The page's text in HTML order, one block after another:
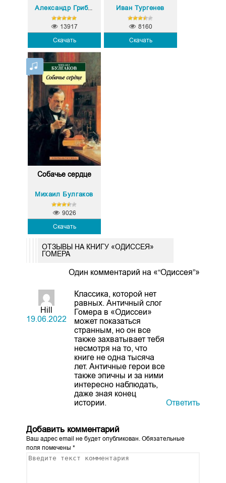
Александр Грибоедов
Скачать
13917
Иван Тургенев
Скачать
8160
Собачье сердце
Михаил Булгаков
Скачать
9026
ОТЗЫВЫ НА КНИГУ «ОДИССЕЯ»
ГОМЕРА
Один комментарий на «“Одиссея”»
Hill
19.06.2022
Классика, которой нет
равных. Античный слог
Гомера в «Одиссеи»
может показаться
странным, но он все
также захватывает тебя
несмотря на то, что
книге не одна тысяча
лет. Античные герои все
также эпичны и за ними
интересно наблюдать,
даже зная конец
истории.
Ответить
Добавить комментарий
Ваш адрес email не будет опубликован.Обязательные
поля помечены *